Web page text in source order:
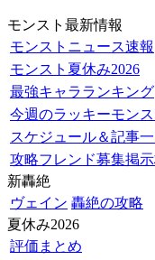
モンスト最新情報
モンストニュース速報
モンスト夏休み2026
最強キャラランキング
今週のラッキーモン
スケジュール＆記事
攻略フレンド募集掲示
新轟絶
ヴェイン 轟絶の攻略
夏休み2026
評価まとめ